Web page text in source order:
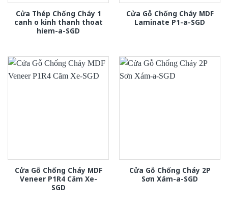
Cửa Thép Chống Cháy 1
canh o kinh thanh thoat
hiem-a-SGD
Cửa Gỗ Chống Cháy MDF
Laminate P1-a-SGD
Cửa Gỗ Chống Cháy MDF
Veneer P1R4 Căm Xe-
SGD
Cửa Gỗ Chống Cháy 2P
Sơn Xám-a-SGD